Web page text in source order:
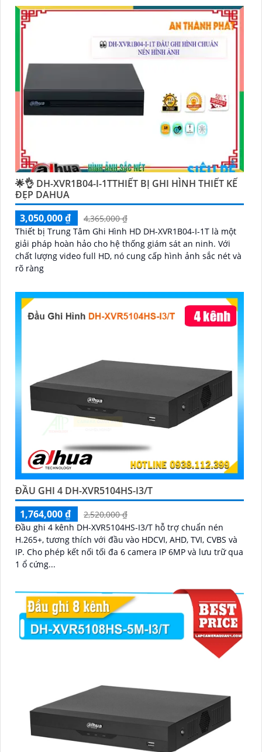
muốn tìm camera Dahua giá rẻ, bạn có thể tham khảo
trên các website thương mại điện tử hoặc tại các cửa
Hy vọng rằng những thông tin trên sẽ giúp bạn chọn
lựa được Camera Dahua chính hãng, giá rẻ và chất
lượng. Nếu bạn có thêm câu hỏi hoặc cần tư vấn
thêm, đừng ngần ngại để lại Cung cấp cho công trình
biết.
🌟👌 DH-XVR1B04-I-1TTHIẾT BỊ GHI HÌNH THIẾT KẾ
ĐẸP DAHUA
3,050,000 ₫
4,365,000 ₫
Thiết bị Trung Tâm Ghi Hình HD DH-XVR1B04-I-1T là một
giải pháp hoàn hảo cho hệ thống giám sát an ninh. Với
chất lượng video full HD, nó cung cấp hình ảnh sắc nét và
rõ ràng
ĐẦU GHI 4 DH-XVR5104HS-I3/T
1,764,000 ₫
2,520,000 ₫
Đầu ghi 4 kênh DH-XVR5104HS-I3/T hỗ trợ chuẩn nén
H.265+, tương thích với đầu vào HDCVI, AHD, TVI, CVBS và
IP. Cho phép kết nối tối đa 6 camera IP 6MP và lưu trữ qua
1 ổ cứng...